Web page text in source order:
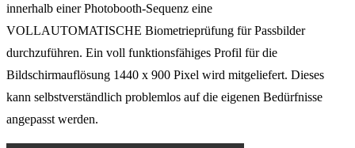
innerhalb einer Photobooth-Sequenz eine
VOLLAUTOMATISCHE Biometrieprüfung für Passbilder
durchzuführen. Ein voll funktionsfähiges Profil für die
Bildschirmauflösung 1440 x 900 Pixel wird mitgeliefert. Dieses
kann selbstverständlich problemlos auf die eigenen Bedürfnisse
angepasst werden.